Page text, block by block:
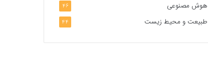
هوش مصنوعی 46
طبیعت و محیط زیست 44